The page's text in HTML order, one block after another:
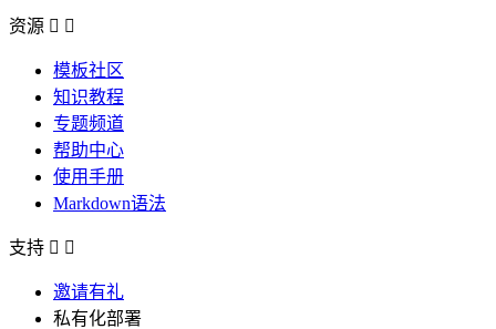
资源  
模板社区
知识教程
专题频道
帮助中心
使用手册
Markdown语法
支持  
邀请有礼
私有化部署